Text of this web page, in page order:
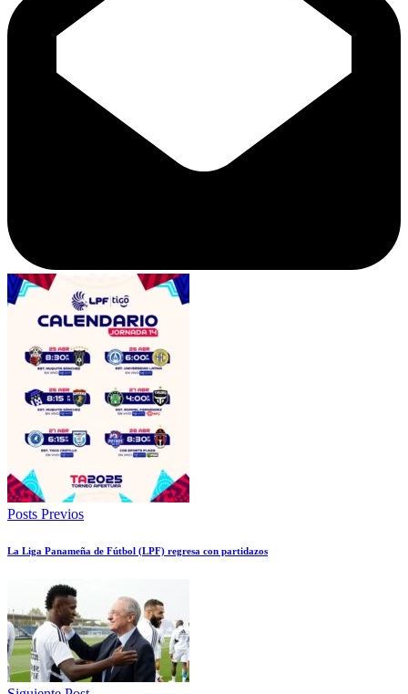
Posts Previos
La Liga Panameña de Fútbol (LPF) regresa con partidazos